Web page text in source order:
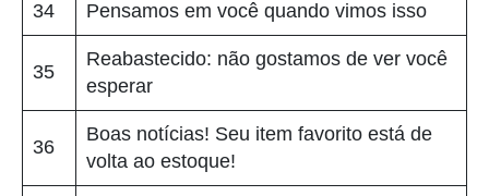
34 Pensamos em você quando vimos isso
35
Reabastecido: não gostamos de ver você
esperar
36
Boas notícias! Seu item favorito está de
volta ao estoque!